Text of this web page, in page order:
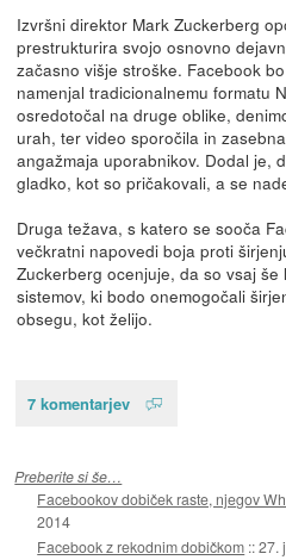
Izvršni direktor Mark Zuckerberg
prestrukturira svojo osnovno
začasno višje stroške. Facebook
namenjal tradicionalnemu formatu
osredotočal na druge oblike,
urah, ter video sporočila in
angažmaja uporabnikov. Dodal je,
gladko, kot so pričakovali, a se
Druga težava, s katero se sooča
večkratni napovedi boja proti
Zuckerberg ocenjuje, da so vsaj
sistemov, ki bodo onemogočali
obsegu, kot želijo.
7 komentarjev
Preberite si še…
Facebookov dobiček raste, njegov
2014
Facebook z rekodnim dobičkom ::27.